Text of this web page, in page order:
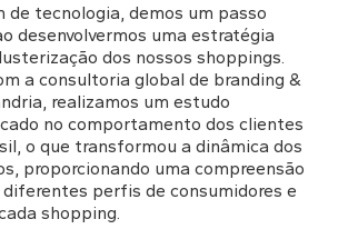
de tecnologia, demos um passo
desenvolvermos uma estratégia
dos nossos shoppings.
a consultoria global de branding &
realizamos um estudo
no comportamento dos clientes
o que transformou a dinâmica dos
proporcionando uma compreensão
perfis de consumidores e
shopping.